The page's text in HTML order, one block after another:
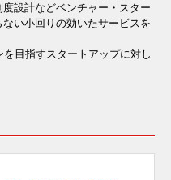
設計などベンチャー・スター
い小回りの効いたサービスを
目指すスタートアップに対し